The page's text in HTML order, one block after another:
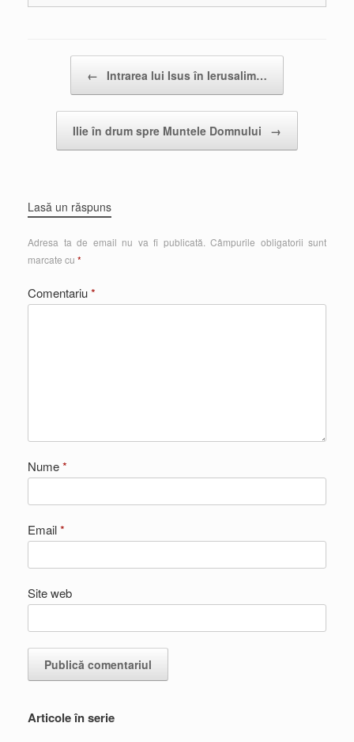
← Intrarea lui Isus în Ierusalim…
Ilie în drum spre Muntele Domnului →
Lasă un răspuns
Adresa ta de email nu va fi publicată. Câmpurile obligatorii sunt
marcate cu *
Comentariu*
Nume*
Email*
Site web
Articole în serie